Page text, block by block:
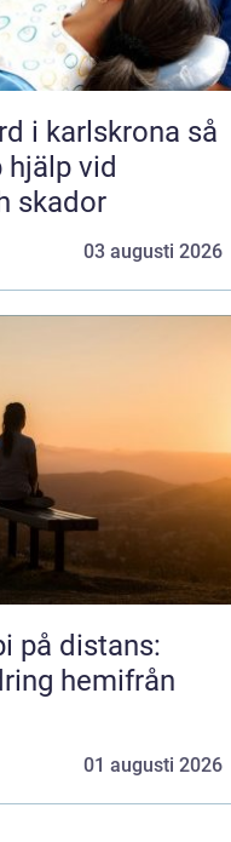
i karlskrona så
hjälp vid
skador
03 augusti 2026
på distans:
hemifrån
01 augusti 2026